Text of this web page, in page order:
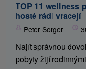
TOP 11 wellness
hosté rádi vracejí
Peter Sorger
Najít správnou
pobyty žijí